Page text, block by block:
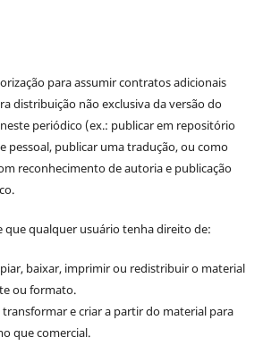
para assumir contratos adicionais
distribuição não exclusiva da versão do
periódico (ex.: publicar em repositório
pessoal, publicar uma tradução, ou como
reconhecimento de autoria e publicação
que qualquer usuário tenha direito de:
baixar, imprimir ou redistribuir o material
ou formato.
e criar a partir do material para
que comercial.